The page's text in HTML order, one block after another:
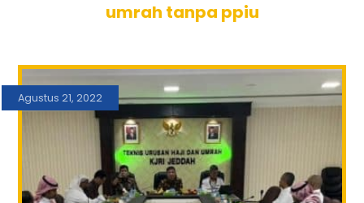
umrah tanpa ppiu
Agustus 21, 2022